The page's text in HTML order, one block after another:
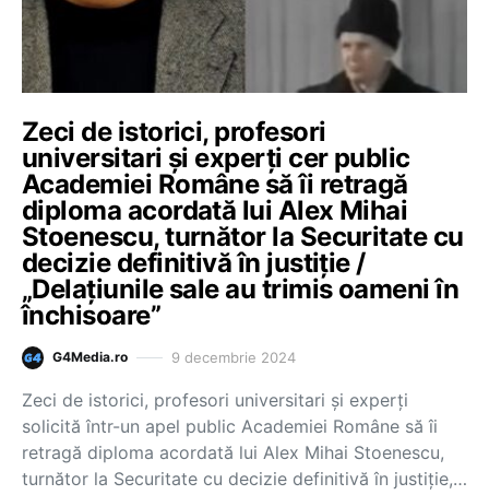
Zeci de istorici, profesori
universitari și experți cer public
Academiei Române să îi retragă
diploma acordată lui Alex Mihai
Stoenescu, turnător la Securitate cu
decizie definitivă în justiție /
„Delațiunile sale au trimis oameni în
închisoare”
G4Media.ro 9 decembrie 2024
Zeci de istorici, profesori universitari și experți
solicită într-un apel public Academiei Române să îi
retragă diploma acordată lui Alex Mihai Stoenescu,
turnător la Securitate cu decizie definitivă în justiție,…